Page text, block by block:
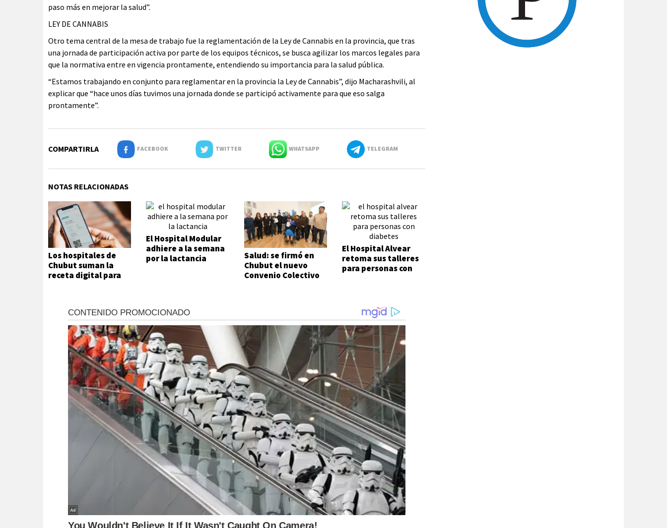
paso más en mejorar la salud”.
LEY DE CANNABIS
Otro tema central de la mesa de trabajo fue la reglamentación de la Ley de Cannabis en la provincia, que tras
una jornada de participación activa por parte de los equipos técnicos, se busca agilizar los marcos legales para
que la normativa entre en vigencia prontamente, entendiendo su importancia para la salud pública.
“Estamos trabajando en conjunto para reglamentar en la provincia la Ley de Cannabis”, dijo Macharashvili, al
explicar que “hace unos días tuvimos una jornada donde se participó activamente para que eso salga
prontamente”.
COMPARTIRLA FACEBOOK TWITTER WHATSAPP TELEGRAM
NOTAS RELACIONADAS
Los hospitales de
Chubut suman la
receta digital para
El Hospital Modular
adhiere a la semana
por la lactancia
Salud: se firmó en
Chubut el nuevo
Convenio Colectivo
El Hospital Alvear
retoma sus talleres
para personas con